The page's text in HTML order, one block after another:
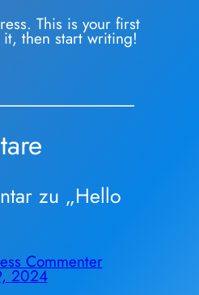
This is your first
then start writing!
zu „Hello
Commenter
2024